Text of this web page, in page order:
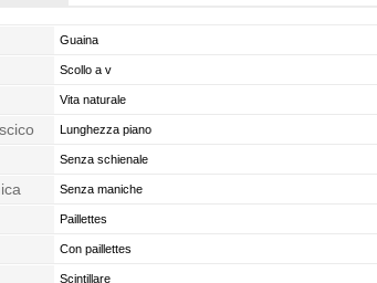
Guaina
Scollo a v
Vita naturale
Lunghezza piano
Senza schienale
Senza maniche
Paillettes
Con paillettes
Scintillare